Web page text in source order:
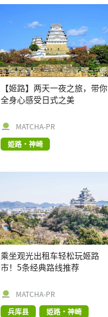
【姬路】两天一夜之旅，带你
全身心感受日式之美
MATCHA-PR
姫路・神崎
乘坐观光出租车轻松玩姬路
市！5条经典路线推荐
MATCHA-PR
兵库县
姫路・神崎